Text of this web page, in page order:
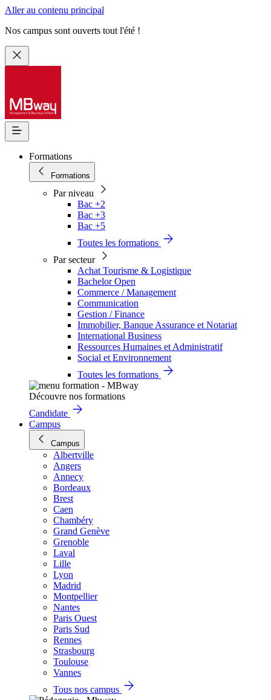
Aller au contenu principal
Nos campus sont ouverts tout l'été !
Formations
Formations
Par niveau
Bac +2
Bac +3
Bac +5
Toutes les formations
Par secteur
Achat Tourisme & Logistique
Bachelor Open
Commerce / Management
Communication
Gestion / Finance
Immobilier, Banque Assurance et Notariat
International Business
Ressources Humaines et Administratif
Social et Environnement
Toutes les formations
Découvre nos formations
Candidate
Campus
Campus
Albertville
Angers
Annecy
Bordeaux
Brest
Caen
Chambéry
Grand Genève
Grenoble
Laval
Lille
Lyon
Madrid
Montpellier
Nantes
Paris Ouest
Paris Sud
Rennes
Strasbourg
Toulouse
Vannes
Tous nos campus